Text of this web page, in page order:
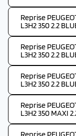
Reprise
L3H2 350 2.2
Reprise
L3H2 350 2.2
Reprise
L3H2 350 2.2
Reprise
L3H2 350 MAXI